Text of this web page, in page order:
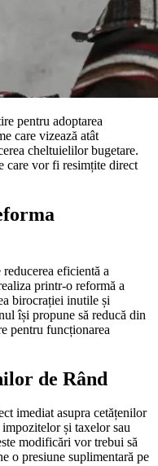
pentru adoptarea
care vizează atât
cheltuielilor bugetare.
care vor fi resimțite direct
eficientă a
printr-o reformă a
birocrației inutile și
își propune să reducă din
pentru funcționarea
de Rând
imediat asupra cetățenilor
și taxelor sau
modificări vor trebui să
o presiune suplimentară pe